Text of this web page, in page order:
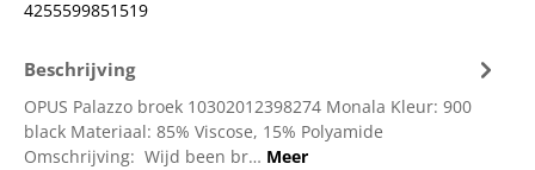
4255599851519
Beschrijving
OPUS Palazzo broek 10302012398274 Monala Kleur: 900
black Materiaal: 85% Viscose, 15% Polyamide
Omschrijving: Wijd been br… Meer